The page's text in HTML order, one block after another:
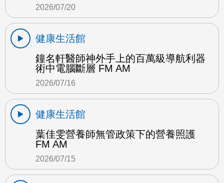
2026/07/20
健康生活館
鐘名軒醫師神外手上的百萬級導航利器
術中電腦斷層 FM AM
2026/07/16
健康生活館
葉佳雯營養師無管政策下的營養照護
FM AM
2026/07/15